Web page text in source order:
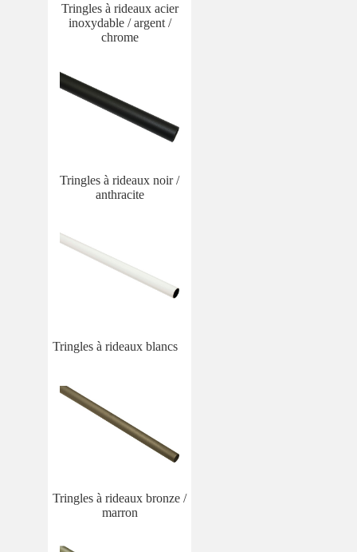
Tringles à rideaux acier
inoxydable / argent /
chrome
Tringles à rideaux noir /
anthracite
Tringles à rideaux blancs
Tringles à rideaux bronze /
marron